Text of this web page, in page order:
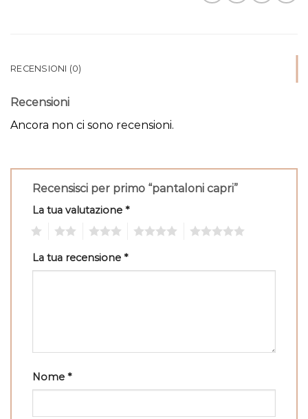
RECENSIONI (0)
Recensioni
Ancora non ci sono recensioni.
Recensisci per primo “pantaloni capri”
La tua valutazione *
La tua recensione *
Nome *